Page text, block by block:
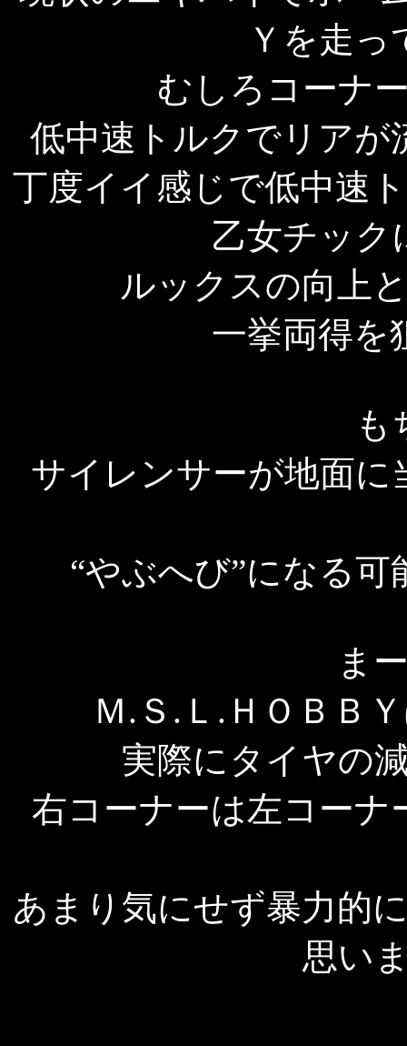
Ｙを走っ
むしろコーナ
低中速トルクでリア
丁度イイ感じで低中速
乙女チック
ルックスの向上
一挙両得を
も
サイレンサーが地面
“やぶへび”になる
ま
Ｍ.Ｓ.Ｌ.ＨＯＢＢ
実際にタイヤの
右コーナーは左コー
あまり気にせず暴力的
思い